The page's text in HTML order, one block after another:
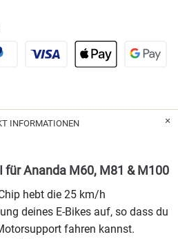
INFORMATIONEN
für Ananda M60, M81 & M100
hebt die 25 km/h
deines E-Bikes auf, so dass du
fahren kannst.